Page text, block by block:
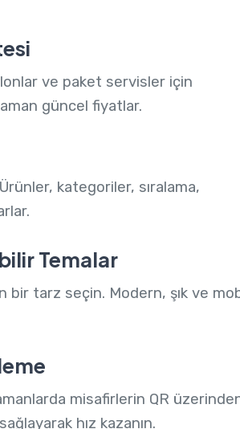
ve paket servisler için
güncel fiyatlar.
kategoriler, sıralama,
Temalar
bir tarz seçin. Modern, şık ve
misafirlerin QR
hız kazanın.